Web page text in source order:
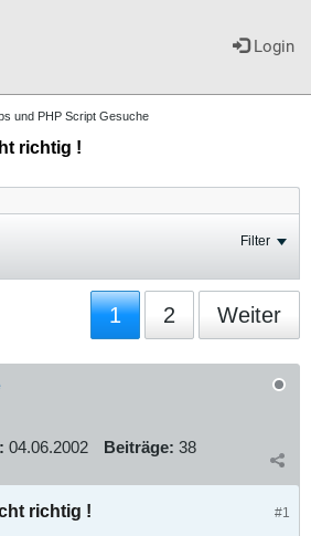
Login
und PHP Script Gesuche
richtig !
Filter
1 2 Weiter
04.06.2002 Beiträge: 38
#1
richtig !